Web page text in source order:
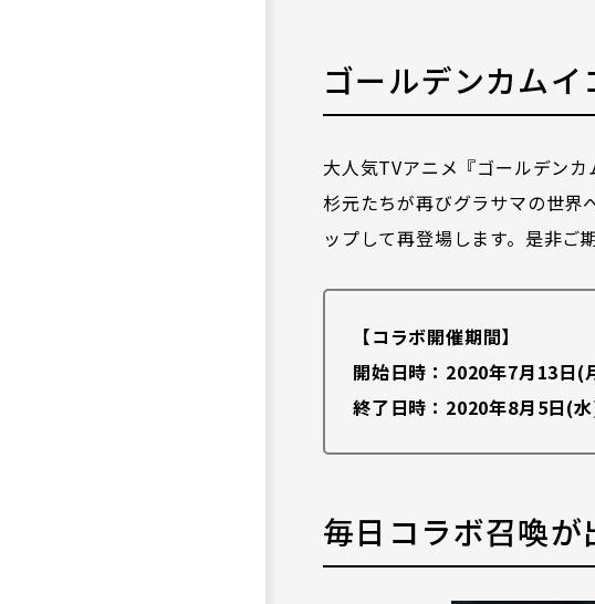
ゴールデンカム
大人気TVアニメ『ゴールデン
杉元たちが再びグラサマの世界
ップして再登場します。是非ご
【コラボ開催期間】
開始日時：2020年7月13日(
終了日時：2020年8月5日(
毎日コラボ召喚が